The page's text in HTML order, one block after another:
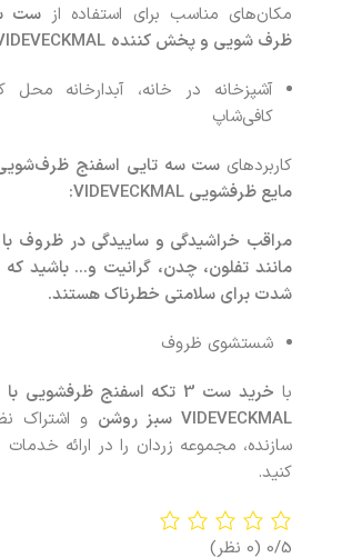
مکان‌های مناسب برای استفاده ازست
ظرف شویی و پخش‌ کننده
آشپزخانه در خانه، آبدارخانه محل
کافی‌شاپ
کاربردهای ست سه‌ تایی اسفنج ظرف‌شویی
مایع ظرفشویی VIDEVECKMAL:
مراقب خراشیدگی و ساییدگی در ظروف
مانند تفلون، چدن، گرانیت و… باشید
شدت برای سلامتی خطرناک هستند.
شستشوی ظروف
با
خرید ست 3 تکه اسفنج
VIDEVECKMAL سبز روشن
و اشتراک
سازنده، مجموعه زردان را در ارائه
کنید.
0/5 (0 نظر)